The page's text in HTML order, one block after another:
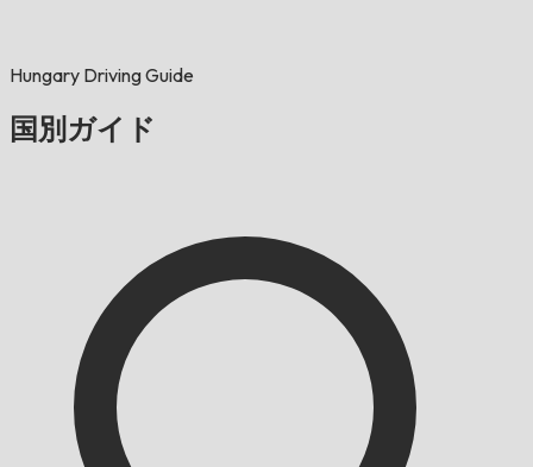
Hungary Driving Guide
国別ガイド